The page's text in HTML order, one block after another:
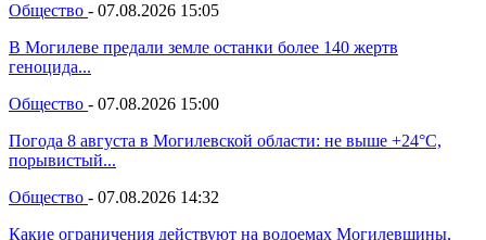
Общество - 07.08.2026 15:05
В Могилеве предали земле останки более 140 жертв
геноцида...
Общество - 07.08.2026 15:00
Погода 8 августа в Могилевской области: не выше +24°С,
порывистый...
Общество - 07.08.2026 14:32
Какие ограничения действуют на водоемах Могилевщины,